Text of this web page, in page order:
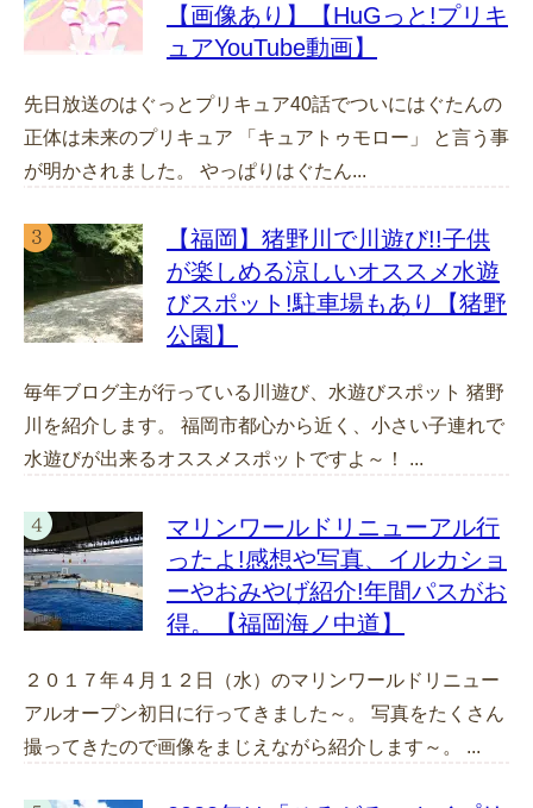
【画像あり】【HuGっと!プリキ
ュアYouTube動画】
先日放送のはぐっとプリキュア40話でついにはぐたんの
正体は未来のプリキュア 「キュアトゥモロー」 と言う事
が明かされました。 やっぱりはぐたん...
【福岡】猪野川で川遊び!!子供
が楽しめる涼しいオススメ水遊
びスポット!駐車場もあり【猪野
公園】
毎年ブログ主が行っている川遊び、水遊びスポット 猪野
川を紹介します。 福岡市都心から近く、小さい子連れで
水遊びが出来るオススメスポットですよ～！ ...
マリンワールドリニューアル行
ったよ!感想や写真、イルカショ
ーやおみやげ紹介!年間パスがお
得。【福岡海ノ中道】
２０１７年４月１２日（水）のマリンワールドリニュー
アルオープン初日に行ってきました～。 写真をたくさん
撮ってきたので画像をまじえながら紹介します～。 ...